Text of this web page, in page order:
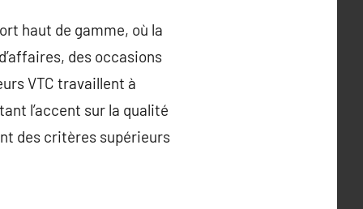
haut de gamme, où la
des occasions
VTC travaillent à
l’accent sur la qualité
des critères supérieurs